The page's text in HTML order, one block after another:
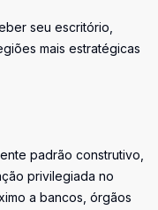
seu escritório,
mais estratégicas
padrão construtivo,
privilegiada no
a bancos, órgãos